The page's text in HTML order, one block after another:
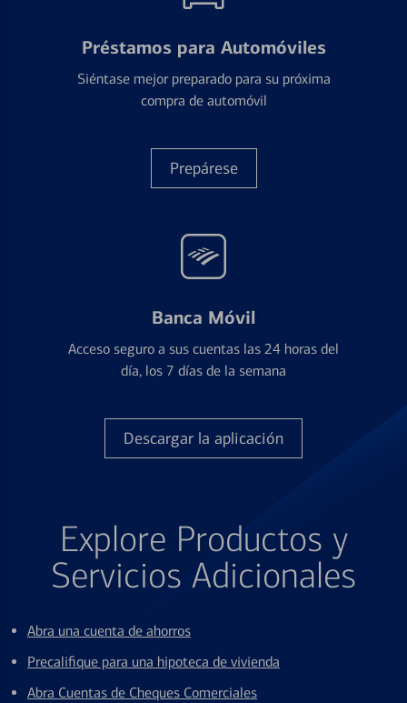
Préstamos para Automóviles
Siéntase mejor preparado para su próxima
compra de automóvil
Prepárese
Banca Móvil
Acceso seguro a sus cuentas las 24 horas del
día, los 7 días de la semana
Descargar la aplicación
Explore Productos y
Servicios Adicionales
Abra una cuenta de ahorros
Precalifique para una hipoteca de vivienda
Abra Cuentas de Cheques Comerciales